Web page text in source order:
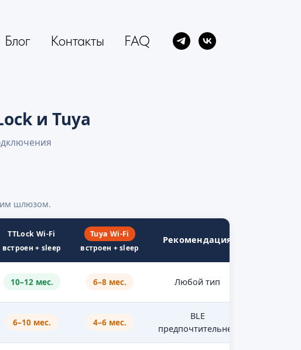
Блог Контакты FAQ
и Tuya
шлюзом.
TTLock Wi-Fi
встроен + sleep
Tuya Wi-Fi
встроен + sleep
Рекомендация
10–12 мес. 6–8 мес. Любой тип
6–10 мес. 4–6 мес.
BLE
предпочтительнее